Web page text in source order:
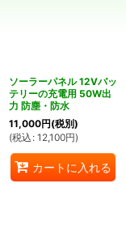
ソーラーパネル 12Vバッ
テリーの充電用 50W出
力 防塵・防水
11,000円(税別)
(税込 : 12,100円)
カートに入れる